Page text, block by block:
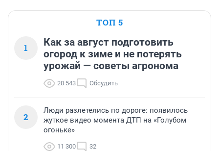
ТОП 5
1
Как за август подготовить
огород к зиме и не потерять
урожай — советы агронома
20 543 Обсудить
2
Люди разлетелись по дороге: появилось
жуткое видео момента ДТП на «Голубом
огоньке»
11 300 32